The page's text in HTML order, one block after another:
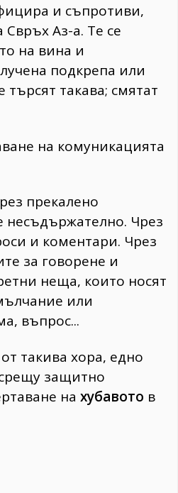
и съпротиви,
Свръх Аз-а. Те се
на вина и
подкрепа или
такава; смятат
на комуникацията
прекалено
несъдържателно. Чрез
и коментари. Чрез
за говорене и
неща, които носят
или
въпрос...
такива хора, едно
защитно
на хубавото в